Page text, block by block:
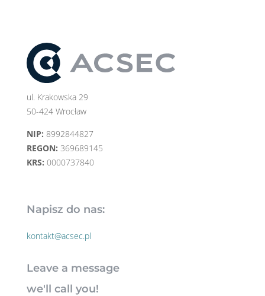
ul. Krakowska 29
50-424 Wrocław
NIP: 8992844827
REGON: 369689145
KRS: 0000737840
Napisz do nas:
kontakt@acsec.pl
Leave a message
we'll call you!